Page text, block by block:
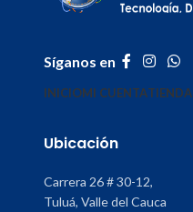
Síganos en
INICIOMI CUENTATIENDA
Ubicación
Carrera 26 # 30-12,
Tuluá, Valle del Cauca